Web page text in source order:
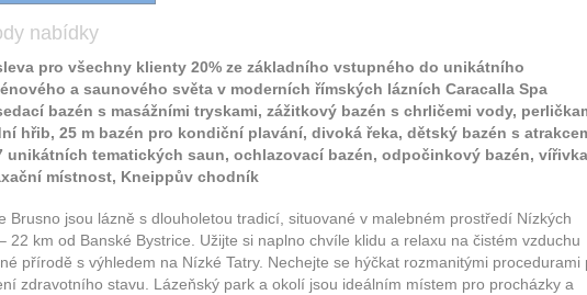
nabídky
pro všechny klienty 20% ze základního vstupného do unikátního
a saunového světa v moderních římských lázních Caracalla Spa
bazén s masážními tryskami, zážitkový bazén s chrličemi vody,
hřib, 25 m bazén pro kondiční plavání, divoká řeka, dětský bazén s
unikátních tematických saun, ochlazovací bazén, odpočinkový bazén,
místnost, Kneippův chodník
Brusno jsou lázně s dlouholetou tradicí, situované v malebném prostředí Nízkých
22 km od Banské Bystrice. Užijte si naplno chvíle klidu a relaxu na čistém vzduchu
přírodě s výhledem na Nízké Tatry. Nechejte se hýčkat rozmanitými procedurami
zdravotního stavu. Lázeňský park a okolí jsou ideálním místem pro procházky a